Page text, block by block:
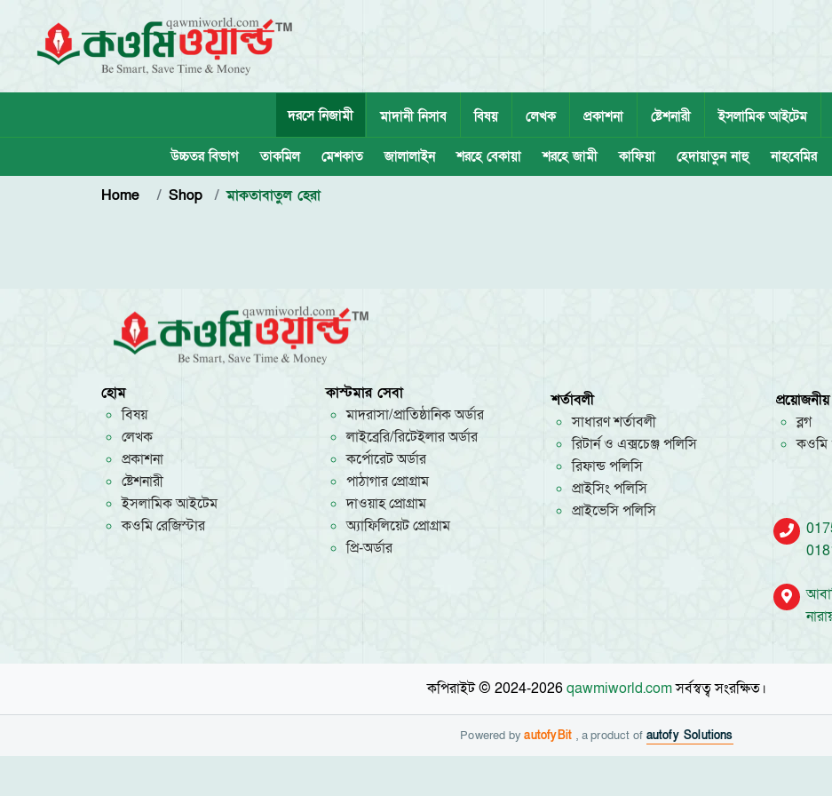
দরসে নিজামী মাদানী নিসাব বিষয় লেখক প্রকাশনা ষ্টেশনারী ইসলামিক আইটেম
উচ্চতর বিভাগ তাকমিল মেশকাত জালালাইন শরহে বেকায়া শরহে জামী কাফিয়া হেদায়াতুন নাহু নাহবেমির
Home Shop মাকতাবাতুল হেরা
হোম
বিষয়
লেখক
প্রকাশনা
ষ্টেশনারী
ইসলামিক আইটেম
কওমি রেজিস্টার
কাস্টমার সেবা
মাদরাসা/প্রাতিষ্ঠানিক অর্ডার
লাইব্রেরি/রিটেইলার অর্ডার
কর্পোরেট অর্ডার
পাঠাগার প্রোগ্রাম
দাওয়াহ প্রোগ্রাম
অ্যাফিলিয়েট প্রোগ্রাম
প্রি-অর্ডার
শর্তাবলী
সাধারণ শর্তাবলী
রিটার্ন ও এক্সচেঞ্জ পলিসি
রিফান্ড পলিসি
প্রাইসিং পলিসি
প্রাইভেসি পলিসি
ব্লগ
কওমি
কপিরাইট © 2024-2026qawmiworld.comসর্বস্বত্ব সংরক্ষিত।
Powered by autofyBit, a product of autofy Solutions